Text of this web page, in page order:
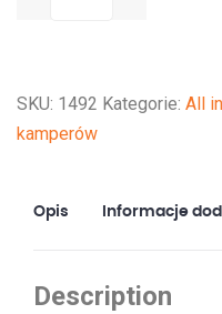
SKU: 1492 Kategorie: All
kamperów
Opis Informacje
Description